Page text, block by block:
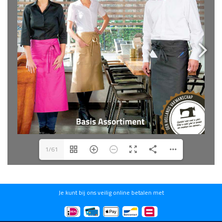
1/61
Je kunt bij ons veilig online betalen met